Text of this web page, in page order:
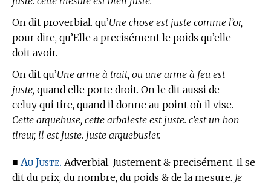
On dit proverbial. qu’Une chose est juste comme l’or,
pour dire, qu’Elle a precisément le poids qu’elle
doit avoir.
On dit qu’Une arme à trait, ou une arme à feu est
juste, quand elle porte droit. On le dit aussi de
celuy qui tire, quand il donne au point où il vise.
Cette arquebuse, cette arbaleste est juste. c’est un bon
tireur, il est juste. juste arquebusier.
■ Au Juste. Adverbial. Justement & precisément. Il se
dit du prix, du nombre, du poids & de la mesure. Je